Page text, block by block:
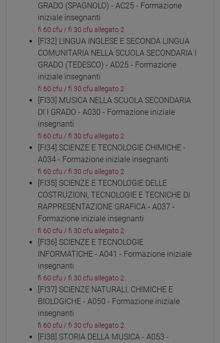
GRADO (SPAGNOLO) - AC25 - Formazione
iniziale insegnanti
fi 60 cfu / fi 30 cfu allegato 2
[FI32] LINGUA INGLESE E SECONDA LINGUA
COMUNITARIA NELLA SCUOLA SECONDARIA I
GRADO (TEDESCO) - AD25 - Formazione
iniziale insegnanti
fi 60 cfu / fi 30 cfu allegato 2
[FI33] MUSICA NELLA SCUOLA SECONDARIA
DI I GRADO - A030 - Formazione iniziale
insegnanti
fi 60 cfu / fi 30 cfu allegato 2
[FI34] SCIENZE E TECNOLOGIE CHIMICHE -
A034 - Formazione iniziale insegnanti
fi 60 cfu / fi 30 cfu allegato 2
[FI35] SCIENZE E TECNOLOGIE DELLE
COSTRUZIONI, TECNOLOGIE E TECNICHE DI
RAPPRESENTAZIONE GRAFICA - A037 -
Formazione iniziale insegnanti
fi 60 cfu / fi 30 cfu allegato 2
[FI36] SCIENZE E TECNOLOGIE
INFORMATICHE - A041 - Formazione iniziale
insegnanti
fi 60 cfu / fi 30 cfu allegato 2
[FI37] SCIENZE NATURALI, CHIMICHE E
BIOLOGICHE - A050 - Formazione iniziale
insegnanti
fi 60 cfu / fi 30 cfu allegato 2
[FI38] STORIA DELLA MUSICA - A053 -